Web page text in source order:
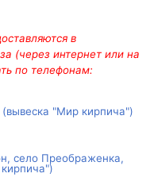
в
(через интернет или на
по телефонам:
"Мир кирпича")
село Преображенка,